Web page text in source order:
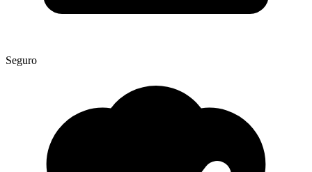
Seguro